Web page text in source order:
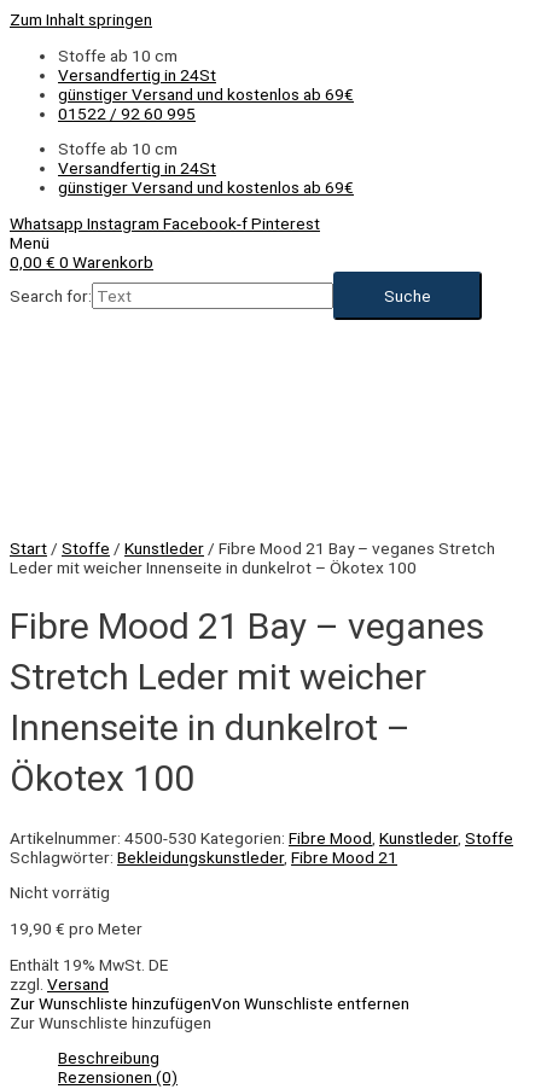
Zum Inhalt springen
Stoffe ab 10 cm
Versandfertig in 24St
günstiger Versand und kostenlos ab 69€
01522 / 92 60 995
Stoffe ab 10 cm
Versandfertig in 24St
günstiger Versand und kostenlos ab 69€
Whatsapp Instagram Facebook-fPinterest
Menü
0,00 € 0 Warenkorb
Search for:
Start / Stoffe / Kunstleder / Fibre Mood 21 Bay – veganes Stretch
Leder mit weicher Innenseite in dunkelrot – Ökotex 100
Fibre Mood 21 Bay – veganes
Stretch Leder mit weicher
Innenseite in dunkelrot –
Ökotex 100
Artikelnummer: 4500-530 Kategorien: Fibre Mood Kunstleder, Stoffe
Schlagwörter: Bekleidungskunstleder, Fibre Mood 21
Nicht vorrätig
19,90 € pro Meter
Enthält 19% MwSt. DE
zzgl. Versand
Zur Wunschliste hinzufügenVon Wunschliste entfernen
Zur Wunschliste hinzufügen
Beschreibung
Rezensionen (0)